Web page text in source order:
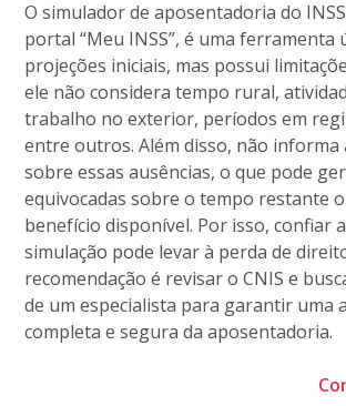
O simulador de aposentadoria do
portal “Meu INSS”, é uma ferramenta
projeções iniciais, mas possui
ele não considera tempo rural,
trabalho no exterior, períodos em
entre outros. Além disso, não informa
sobre essas ausências, o que pode
equivocadas sobre o tempo restante
benefício disponível. Por isso, confiar
simulação pode levar à perda de
recomendação é revisar o CNIS e
de um especialista para garantir uma
completa e segura da aposentadoria.